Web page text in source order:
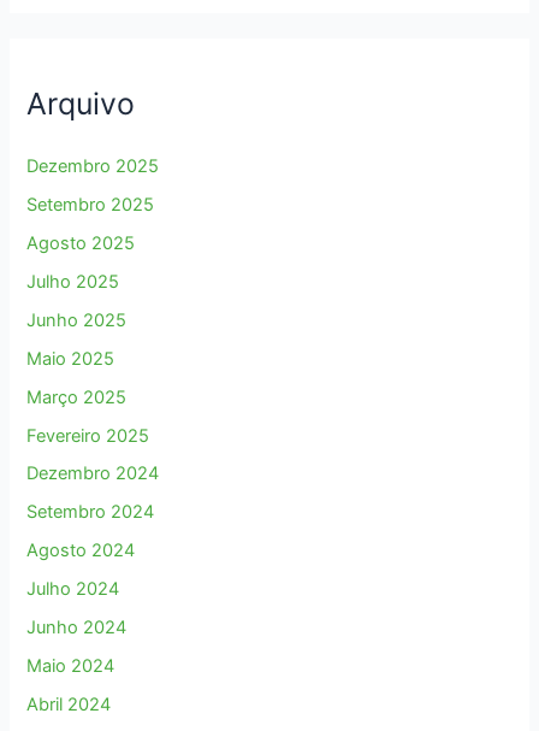
Arquivo
Dezembro 2025
Setembro 2025
Agosto 2025
Julho 2025
Junho 2025
Maio 2025
Março 2025
Fevereiro 2025
Dezembro 2024
Setembro 2024
Agosto 2024
Julho 2024
Junho 2024
Maio 2024
Abril 2024